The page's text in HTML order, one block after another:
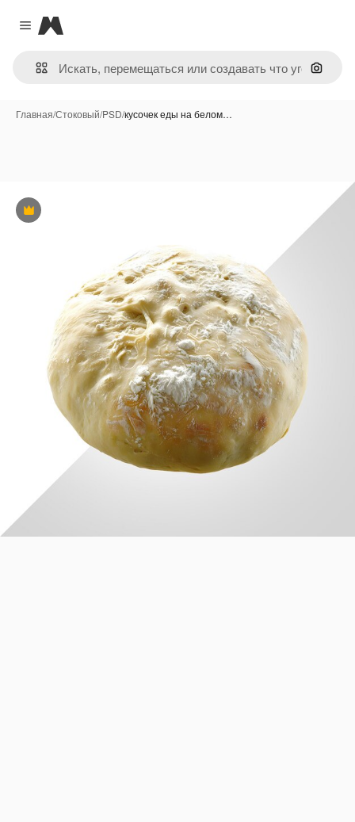
Close menu
Magnific
Поиск
Главная/Стоковый/PSD/кусочек еды на белом…
Премиум